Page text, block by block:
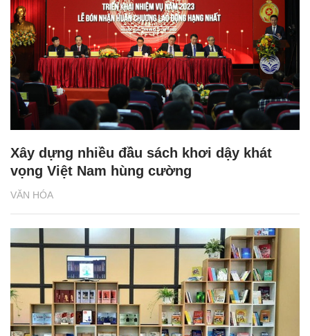
VĂN HÓA
Xây dựng nhiều đầu sách khơi dậy khát
vọng Việt Nam hùng cường